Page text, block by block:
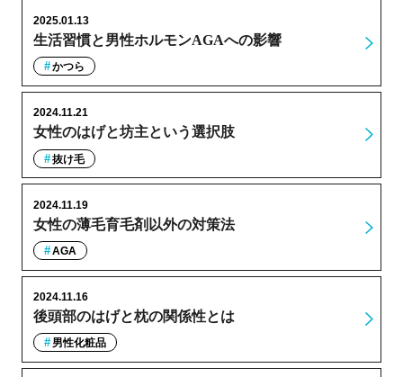
生活習慣と男性ホルモンAGAへの影響
2025.01.13
かつら
女性のはげと坊主という選択肢
2024.11.21
抜け毛
女性の薄毛育毛剤以外の対策法
2024.11.19
AGA
後頭部のはげと枕の関係性とは
2024.11.16
男性化粧品